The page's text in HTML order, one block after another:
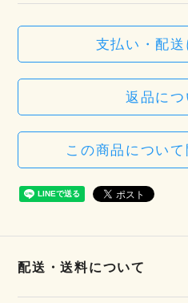
支払い・配送
返品につ
この商品につい
配送・送料について